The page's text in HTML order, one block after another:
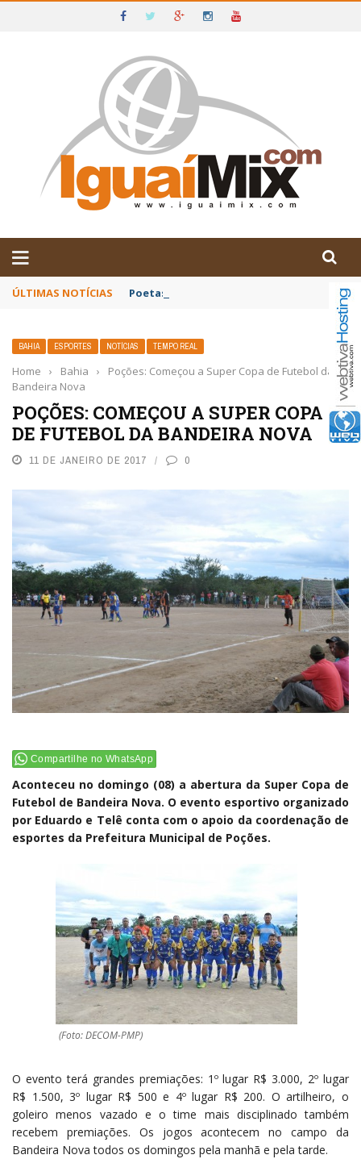
IGUAÍ E SUDOESTE DA BAHIA
ÚLTIMAS NOTÍCIAS Poetas baianos representam o Brasil no
BAHIA ESPORTES NOTÍCIAS TEMPO REAL
Home › Bahia ›
Poções: Começou a Super Copa de Futebol da
Bandeira Nova
POÇÕES: COMEÇOU A SUPER COPA
DE FUTEBOL DA BANDEIRA NOVA
11 DE JANEIRO DE 2017 0
Compartilhe no WhatsApp
Aconteceu no domingo (08) a abertura da Super Copa de
Futebol de Bandeira Nova. O evento esportivo organizado
por Eduardo e Telê conta com o apoio da coordenação de
esportes da Prefeitura Municipal de Poções.
(Foto: DECOM-PMP)
O evento terá grandes premiações: 1º lugar R$ 3.000, 2º lugar
R$ 1.500, 3º lugar R$ 500 e 4º lugar R$ 200. O artilheiro, o
goleiro menos vazado e o time mais disciplinado também
recebem premiações. Os jogos acontecem no campo da
Bandeira Nova todos os domingos pela manhã e pela tarde.